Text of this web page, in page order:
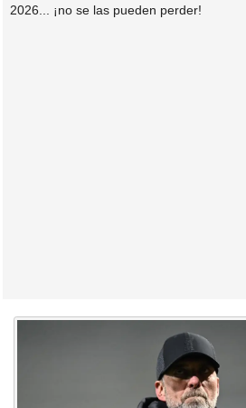
2026... ¡no se las pueden perder!